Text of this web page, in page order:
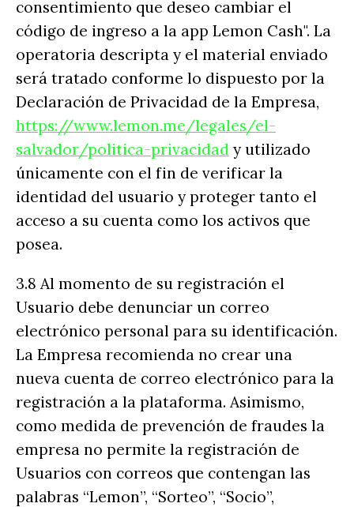
consentimiento que deseo cambiar el
código de ingreso a la app Lemon Cash". La
operatoria descripta y el material enviado
será tratado conforme lo dispuesto por la
Declaración de Privacidad de la Empresa,
https://www.lemon.me/legales/el-
salvador/politica-privacidad y utilizado
únicamente con el fin de verificar la
identidad del usuario y proteger tanto el
acceso a su cuenta como los activos que
posea.
3.8 Al momento de su registración el
Usuario debe denunciar un correo
electrónico personal para su identificación.
La Empresa recomienda no crear una
nueva cuenta de correo electrónico para la
registración a la plataforma. Asimismo,
como medida de prevención de fraudes la
empresa no permite la registración de
Usuarios con correos que contengan las
palabras “Lemon”, “Sorteo”, “Socio”,